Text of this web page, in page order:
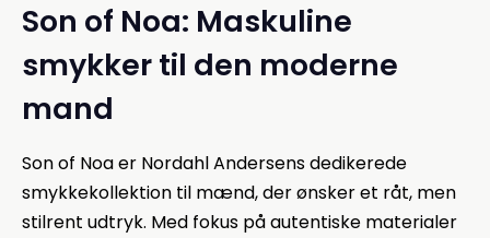
Son of Noa: Maskuline
smykker til den moderne
mand
Son of Noa er Nordahl Andersens dedikerede
smykkekollektion til mænd, der ønsker et råt, men
stilrent udtryk. Med fokus på autentiske materialer